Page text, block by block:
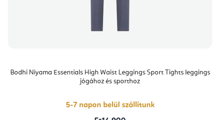
Bodhi Niyama Essentials High Waist Leggings Sport Tights leggings
jógához és sporthoz
5-7 napon belül szállítunk